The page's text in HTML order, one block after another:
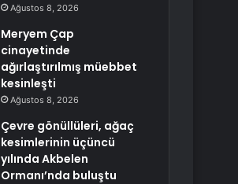
Ağustos 8, 2026
Meryem Çap
cinayetinde
ağırlaştırılmış müebbet
kesinleşti
Ağustos 8, 2026
Çevre gönüllüleri, ağaç
kesimlerinin üçüncü
yılında Akbelen
Ormanı’nda buluştu